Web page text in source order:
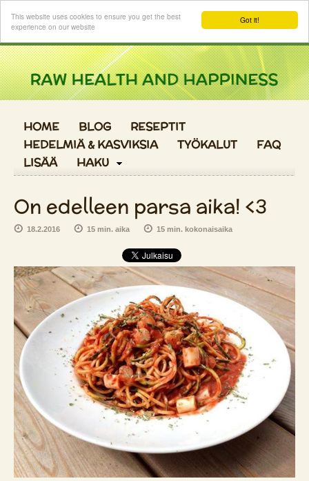
Got it!
This website uses cookies to ensure you get the best
experience on our website
Kirjaudu sisään
HOME BLOG
RESEPTIT
HEDELMIÄ & KASVIKSIA
TYÖKALUT
FAQ
LISÄÄ
HAKU
On edelleen parsa aika! <3
18.2.2016 15 min. aika 15 min. kokonaisaika